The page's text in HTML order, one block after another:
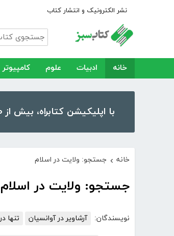
نشر الکترونیک و انتشار کتاب
خانه ادبیات علوم کامپیوتر
با اپلیکیشن کتابراه، بیش از ۵۰،۰۰۰ کتاب، کتاب صوتی و رمان را در موبایل و تبلت خود داشته باشید!
خانه › جستجو: ولایت در اسلام
جستجو: ولایت در اسلام
نویسندگان: آرشاویر در آوانسیان تنها